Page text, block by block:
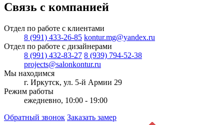
Связь с компанией
Отдел по работе с клиентами
8 (991) 433-26-85 kontur.mg@yandex.ru
Отдел по работе с дизайнерами
8 (991) 432-83-27 8 (939) 794-52-38
projects@salonkontur.ru
Мы находимся
г. Иркутск, ул. 5-й Армии 29
Режим работы
ежедневно, 10:00 - 19:00
Обратный звонок Заказать замер